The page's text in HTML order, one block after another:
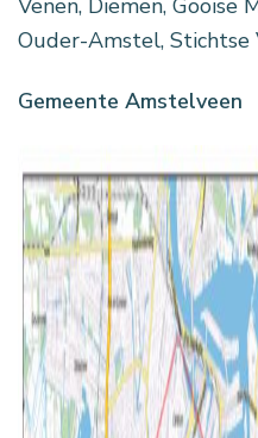
Venen, Diemen, Gooise
Ouder-Amstel, Stichtse
Gemeente Amstelveen